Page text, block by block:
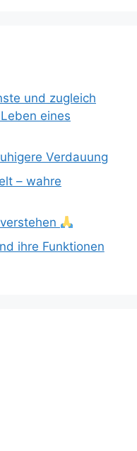
und zugleich
eines
Verdauung
– wahre
ihre Funktionen